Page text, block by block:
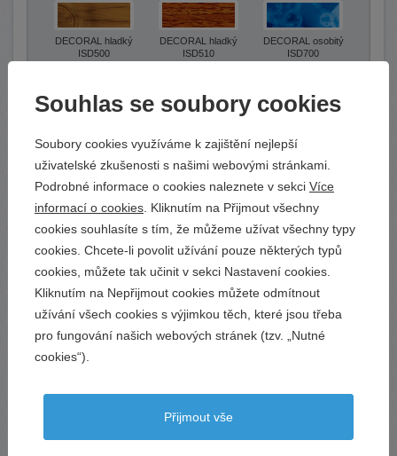
DECORAL hladký
ISD500
DECORAL hladký
ISD510
DECORAL osobitý
ISD700
DECORAL struktura
DECORAL struktura
DECORAL struktura
DECORAL struktura
ISD630
DECORAL struktura
ISD640
Barva lamel
bílá 1 tm.okrová 7 stříbrná 17
Souhlas se soubory cookies
Soubory cookies využíváme k zajištění nejlepší
uživatelské zkušenosti s našimi webovými stránkami.
Podrobné informace o cookies naleznete v sekci Více
informací o cookies. Kliknutím na Přijmout všechny
cookies souhlasíte s tím, že můžeme užívat všechny typy
cookies. Chcete-li povolit užívání pouze některých typů
cookies, můžete tak učinit v sekci Nastavení cookies.
Kliknutím na Nepřijmout cookies můžete odmítnout
užívání všech cookies s výjimkou těch, které jsou třeba
pro fungování našich webových stránek (tzv. „Nutné
cookies“).
Přijmout vše